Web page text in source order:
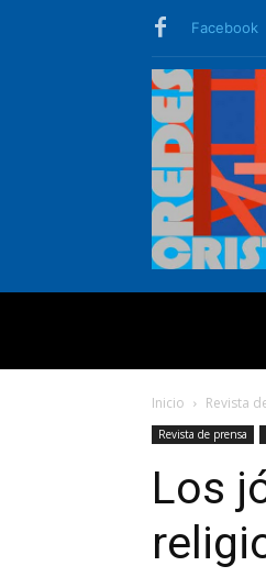
Facebook
Inicio Revista
Revista de prensa
Los